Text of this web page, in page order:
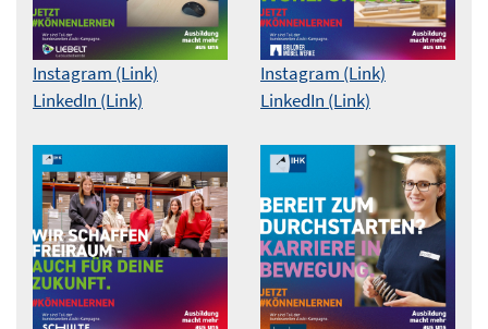
Instagram (Link)
LinkedIn (Link)
Instagram (Link)
LinkedIn (Link)